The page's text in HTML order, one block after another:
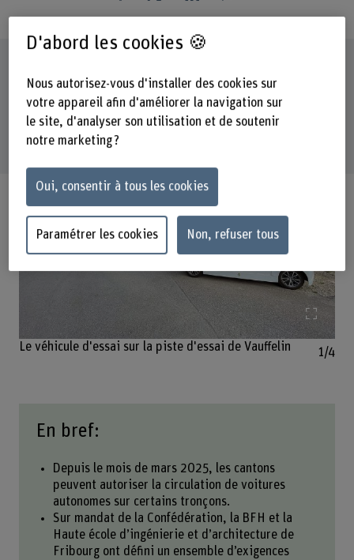
Le véhicule d'essai sur la piste d'essai de Vauffelin 1/4
En bref:
Depuis le mois de mars 2025, les cantons
peuvent autoriser la circulation de voitures
autonomes sur certains tronçons.
Sur mandat de la Confédération, la BFH et la
Haute école d’ingénierie et d’architecture de
Fribourg ont défini un ensemble d’exigences
D'abord les cookies 🍪
Nous autorisez-vous d'installer des cookies sur
votre appareil afin d'améliorer la navigation sur
le site, d'analyser son utilisation et de soutenir
notre marketing ?
Oui, consentir à tous les cookies
Paramétrer les cookies Non, refuser tous